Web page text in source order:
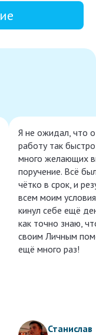
Я не ожидал, что
работу так
много желающих
поручение. Всё
чётко в срок, и
всем моим
кинул себе ещё
как точно знаю,
своим Личным
ещё много раз!
Станислав